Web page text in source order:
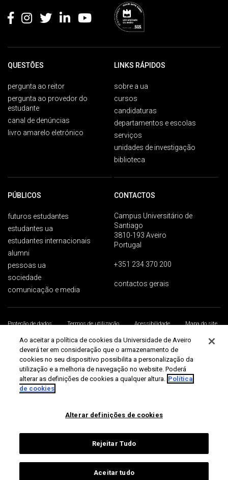
QUESTÕES
pergunta ao reitor
pergunta ao provedor do
estudante
canal de denúncias
livro amarelo eletrónico
LINKS RÁPIDOS
sobre a ua
cursos
candidaturas
departamentos e escolas
serviços
unidades de investigação
biblioteca
PÚBLICOS
futuros estudantes
estudantes ua
estudantes internacionais
alumni
pessoas ua
sociedade
comunicação e media
CONTACTOS
Campus Universitário de
Santiago
3810-193 Aveiro
Portugal
+351 234 370 200
contactos gerais
Proteção de dados Termos de utilização Acessibilidade
Mapa do site
Universidade de Aveiro 2026
Ao aceitar a política de cookies da Universidade de Aveiro
deverá ter em consideração que o armazenamento de
cookies no seu dispositivo possibilita a personalização da
utilização e a melhoria de navegação no website. Poderá
alterar as definições de cookies a qualquer altura. Política
de cookies
Alterar definições de cookies
Rejeitar Tudo
Aceitar tudo